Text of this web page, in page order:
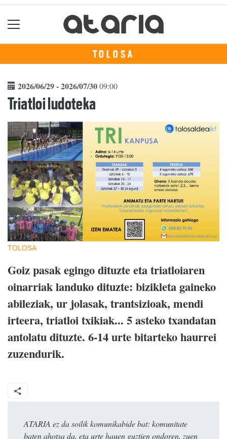
TOLOSA
2026/06/29 - 2026/07/3009:00
Triatloi ludoteka
TOLOSA
Goiz pasak egingo dituzte eta triatloiaren
oinarriak landuko dituzte: bizikleta gaineko
abileziak, ur jolasak, trantsizioak, mendi
irteera, triatloi txikiak... 5 asteko txandatan
antolatu dituzte. 6-14 urte bitarteko haurrei
zuzendurik.
ATARIA ez da soilik komunikabide bat: komunitate
baten ahotsa da, eta urte hauen guztien ondoren, zuen